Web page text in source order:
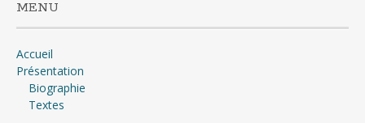
MENU
Accueil
Présentation
Biographie
Textes